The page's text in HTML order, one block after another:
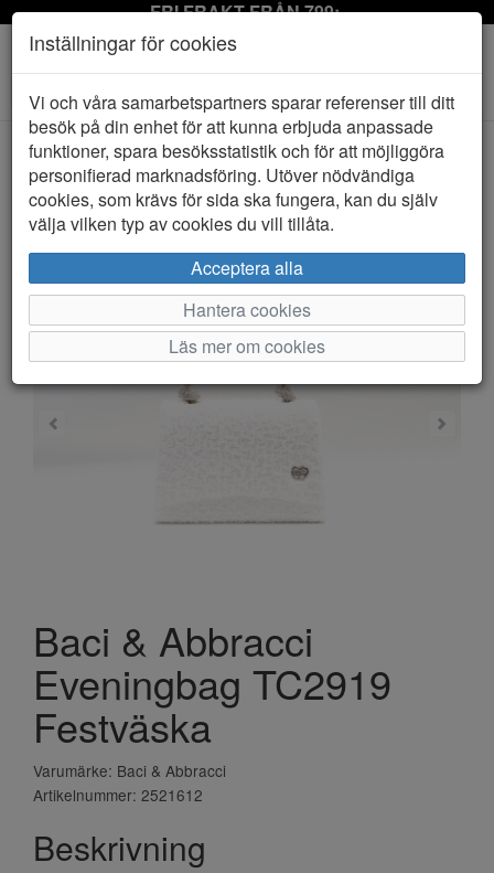
FRI FRAKT FRÅN 799:-
Toggle
navigation
HEM BACI & ABBRACCI
Baci & Abbracci
Eveningbag TC2919
Festväska
Varumärke: Baci & Abbracci
Artikelnummer: 2521612
Beskrivning
Inställningar för cookies
Vi och våra samarbetspartners sparar referenser till ditt
besök på din enhet för att kunna erbjuda anpassade
funktioner, spara besöksstatistik och för att möjliggöra
personifierad marknadsföring. Utöver nödvändiga
cookies, som krävs för sida ska fungera, kan du själv
välja vilken typ av cookies du vill tillåta.
Acceptera alla
Hantera cookies
Läs mer om cookies